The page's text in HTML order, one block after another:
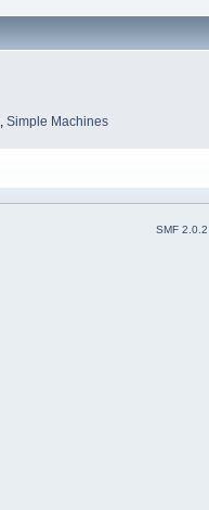
Simple Machines
SMF 2.0.2